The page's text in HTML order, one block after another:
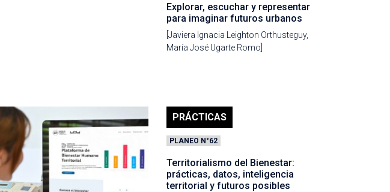
Explorar, escuchar y representar
para imaginar futuros urbanos
[Javiera Ignacia Leighton Orthusteguy,
María José Ugarte Romo]
PRÁCTICAS
PLANEO N°62
Territorialismo del Bienestar:
prácticas, datos, inteligencia
territorial y futuros posibles